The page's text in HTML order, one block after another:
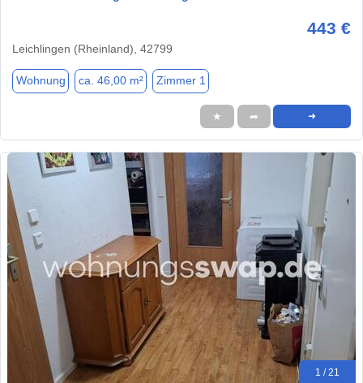
443 €
Leichlingen (Rheinland), 42799
Wohnung ca. 46,00 m² Zimmer 1
★ ➦ ➜
1 / 21